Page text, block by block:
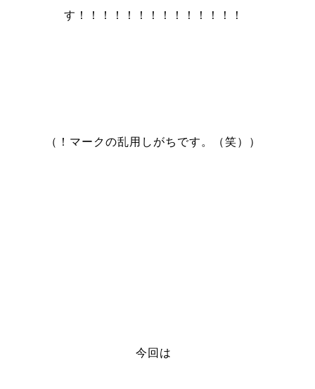
す！！！！！！！！！！！！！！
（！マークの乱用しがちです。（笑））
今回は